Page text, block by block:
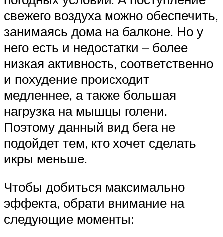
свежего воздуха можно обеспечить,
занимаясь дома на балконе. Но у
него есть и недостатки – более
низкая активность, соответственно
и похудение происходит
медленнее, а также большая
нагрузка на мышцы голени.
Поэтому данный вид бега не
подойдет тем, кто хочет сделать
икры меньше.
Чтобы добиться максимально
эффекта, обрати внимание на
следующие моменты: